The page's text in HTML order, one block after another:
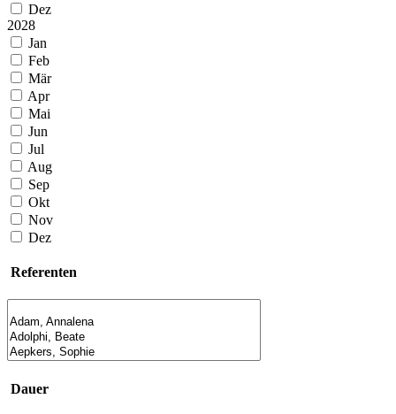
Dez
2028
Jan
Feb
Mär
Apr
Mai
Jun
Jul
Aug
Sep
Okt
Nov
Dez
Referenten
Dauer